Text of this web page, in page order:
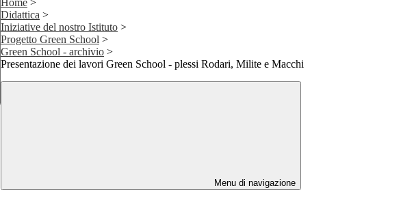
Home >
Didattica >
Iniziative del nostro Istituto >
Progetto Green School >
Green School - archivio >
Presentazione dei lavori Green School - plessi Rodari, Milite e Macchi
Menu di navigazione